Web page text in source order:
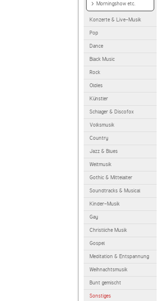
Morningshow etc.
Konzerte & Live-Musik
Pop
Dance
Black Music
Rock
Oldies
Künstler
Schlager & Discofox
Volksmusik
Country
Jazz & Blues
Weltmusik
Gothic & Mittelalter
Soundtracks & Musical
Kinder-Musik
Gay
Christliche Musik
Gospel
Meditation & Entspannung
Weihnachtsmusik
Bunt gemischt
Sonstiges